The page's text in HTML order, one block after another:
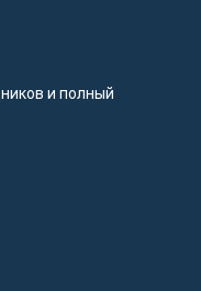
и полный